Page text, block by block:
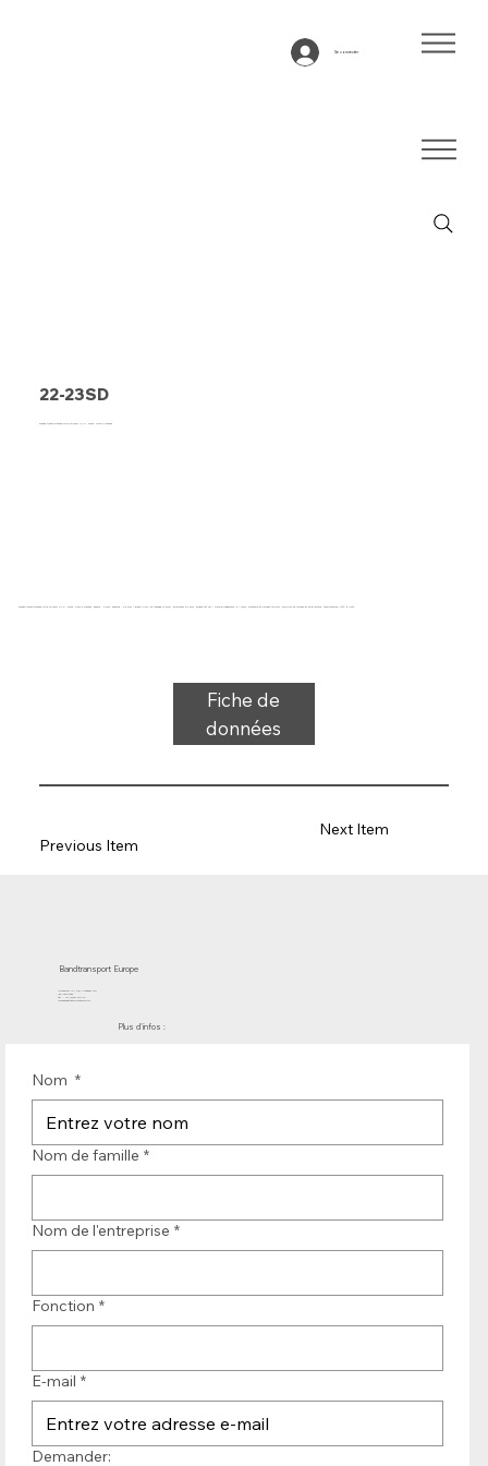
Se connecter
22-23SD
Bande transporteuse type 22-23SD PVC, blanc, tissu 2 couches
Bande transporteuse type 22-23SD PVC, blanc, tissu 2 couches, dessus : 3 mm, dessous : 0,6 mm + grand profil en losange (3 mm), épaisseur 5,6 mm, dureté 92° ShA, force-allongement 10 N/mm, diamètre du rouleau 120 mm, support de rouleau et de glissière, température -10°C à 110°C
Fiche de
données
Previous Item
Next Item
Bandtransport Europe
Molenwerf 12 | DB Uitgeest 1911
les Pays-Bas
Tél. : +31 (0)251 319 119
info@bandtransporteurope.nl
Plus d'infos :
Nom *
Nom de famille *
Nom de l'entreprise *
Fonction *
E-mail *
Demander: